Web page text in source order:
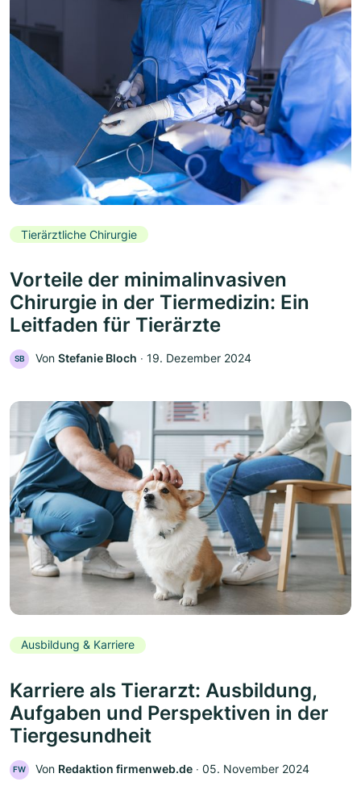
Tierärztliche Chirurgie
Vorteile der minimalinvasiven
Chirurgie in der Tiermedizin: Ein
Leitfaden für Tierärzte
SB Von Stefanie Bloch ‧ 19. Dezember 2024
Ausbildung & Karriere
Karriere als Tierarzt: Ausbildung,
Aufgaben und Perspektiven in der
Tiergesundheit
FW Von Redaktion firmenweb.de ‧ 05. November 2024